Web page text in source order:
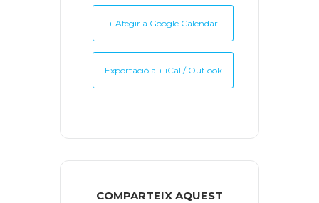
+ Afegir a Google Calendar
Exportació a + iCal / Outlook
COMPARTEIX AQUEST